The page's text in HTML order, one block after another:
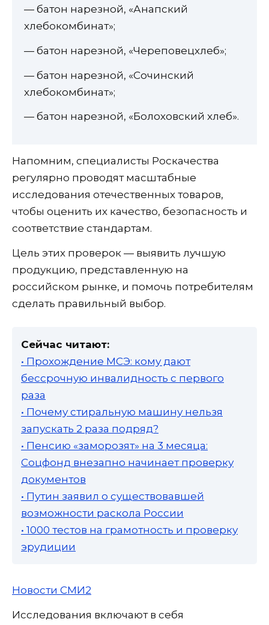
— батон нарезной, «Анапский
хлебокомбинат»;
— батон нарезной, «Череповецхлеб»;
— батон нарезной, «Сочинский
хлебокомбинат»;
— батон нарезной, «Болоховский хлеб».
Напомним, специалисты Роскачества
регулярно проводят масштабные
исследования отечественных товаров,
чтобы оценить их качество, безопасность и
соответствие стандартам.
Цель этих проверок — выявить лучшую
продукцию, представленную на
российском рынке, и помочь потребителям
сделать правильный выбор.
Сейчас читают:
• Прохождение МСЭ: кому дают
бессрочную инвалидность с первого
раза
• Почему стиральную машину нельзя
запускать 2 раза подряд?
• Пенсию «заморозят» на 3 месяца:
Соцфонд внезапно начинает проверку
документов
• Путин заявил о существовавшей
возможности раскола России
• 1000 тестов на грамотность и проверку
эрудиции
Новости СМИ2
Исследования включают в себя